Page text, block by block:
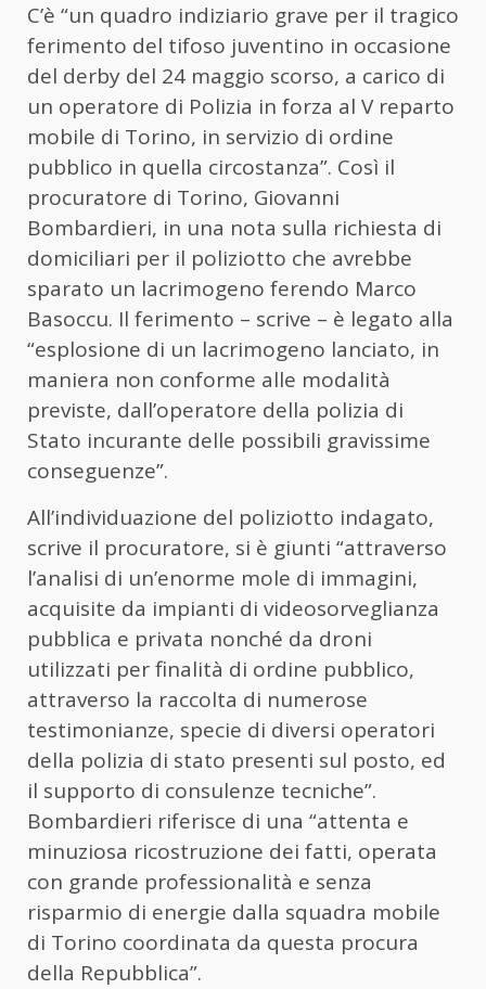
C’è “un quadro indiziario grave per il tragico
ferimento del tifoso juventino in occasione
del derby del 24 maggio scorso, a carico di
un operatore di Polizia in forza al V reparto
mobile di Torino, in servizio di ordine
pubblico in quella circostanza”. Così il
procuratore di Torino, Giovanni
Bombardieri, in una nota sulla richiesta di
domiciliari per il poliziotto che avrebbe
sparato un lacrimogeno ferendo Marco
Basoccu. Il ferimento – scrive – è legato alla
“esplosione di un lacrimogeno lanciato, in
maniera non conforme alle modalità
previste, dall’operatore della polizia di
Stato incurante delle possibili gravissime
conseguenze”.
All’individuazione del poliziotto indagato,
scrive il procuratore, si è giunti “attraverso
l’analisi di un’enorme mole di immagini,
acquisite da impianti di videosorveglianza
pubblica e privata nonché da droni
utilizzati per finalità di ordine pubblico,
attraverso la raccolta di numerose
testimonianze, specie di diversi operatori
della polizia di stato presenti sul posto, ed
il supporto di consulenze tecniche”.
Bombardieri riferisce di una “attenta e
minuziosa ricostruzione dei fatti, operata
con grande professionalità e senza
risparmio di energie dalla squadra mobile
di Torino coordinata da questa procura
della Repubblica”.